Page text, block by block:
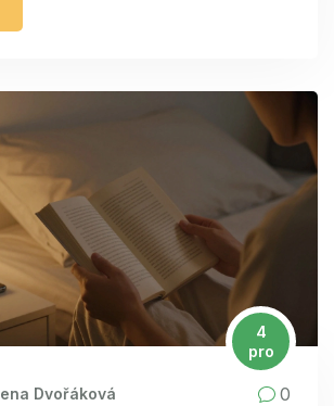
4
pro
Dvořáková 0